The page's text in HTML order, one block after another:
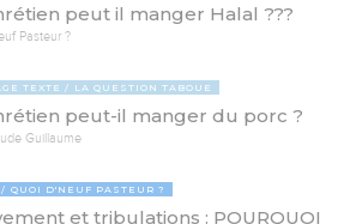
peut il manger Halal ???
Pasteur ?
TEXTE LA QUESTION TABOUE
peut-il manger du porc ?
Guillaume
QUOI D'NEUF PASTEUR ?
et tribulations : POURQUOI